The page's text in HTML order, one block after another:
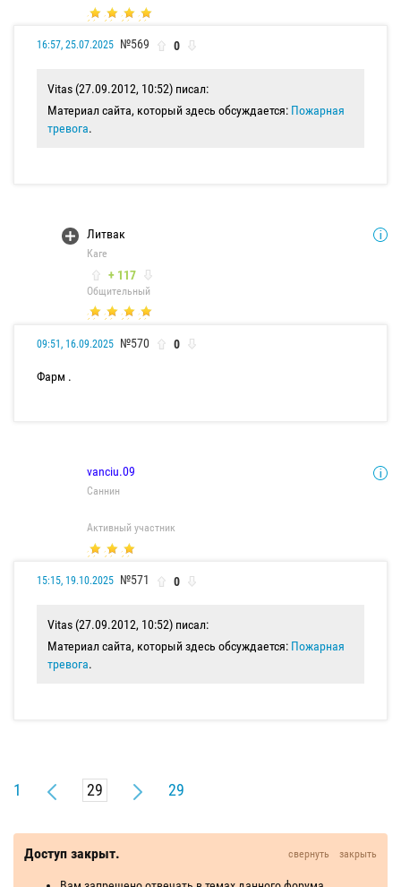
16:57, 25.07.2025 №569 0
Vitas (27.09.2012, 10:52) писал:
Материал сайта, который здесь обсуждается: Пожарная
тревога.
Литвак
Каге
+ 117
Общительный
09:51, 16.09.2025 №570 0
Фарм .
vanciu.09
Саннин
Активный участник
15:15, 19.10.2025 №571 0
Vitas (27.09.2012, 10:52) писал:
Материал сайта, который здесь обсуждается: Пожарная
тревога.
1 29
Доступ закрыт. свернуть закрыть